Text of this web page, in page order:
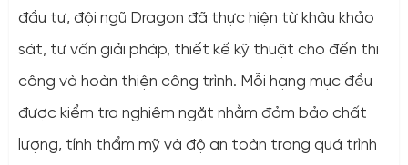
đầu tư, đội ngũ Dragon đã thực hiện từ khâu khảo
sát, tư vấn giải pháp, thiết kế kỹ thuật cho đến thi
công và hoàn thiện công trình. Mỗi hạng mục đều
được kiểm tra nghiêm ngặt nhằm đảm bảo chất
lượng, tính thẩm mỹ và độ an toàn trong quá trình